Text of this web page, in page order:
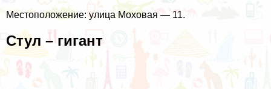
Местоположение: улица Моховая — 11.
Стул – гигант